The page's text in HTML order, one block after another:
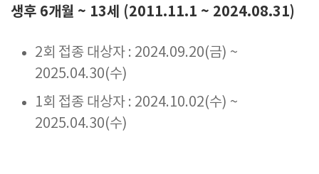
생후 6개월 ~ 13세 (2011.11.1 ~ 2024.08.31)
2회 접종 대상자 : 2024.09.20(금) ~
2025.04.30(수)
1회 접종 대상자 : 2024.10.02(수) ~
2025.04.30(수)